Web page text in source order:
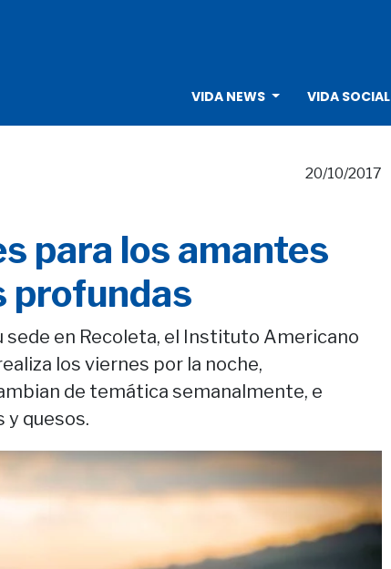
VIDA NEWS VIDA SOCIAL
20/10/2017
para los amantes
profundas
sede en Recoleta, el Instituto Americano
los viernes por la noche,
de temática semanalmente, e
y quesos.